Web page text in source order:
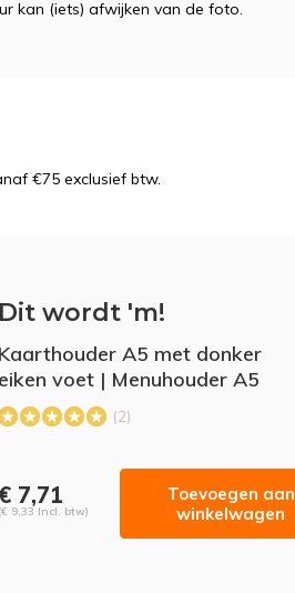
kan (iets) afwijken van de foto.
€75 exclusief btw.
Dit wordt 'm!
Kaarthouder A5 met donker
eiken voet | Menuhouder A5
(2)
7,71
(€ 9,33 Incl. btw)
Toevoegen aan
winkelwagen